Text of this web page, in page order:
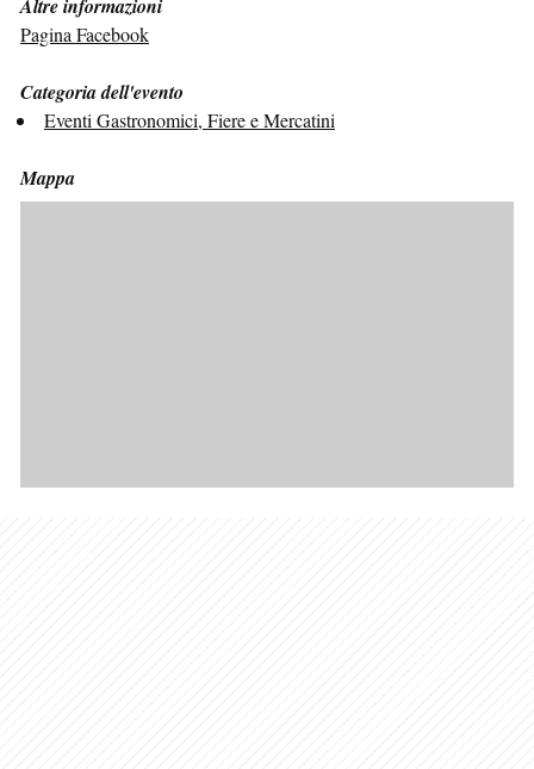
Altre informazioni
Pagina Facebook
Categoria dell'evento
Eventi Gastronomici, Fiere e Mercatini
Mappa